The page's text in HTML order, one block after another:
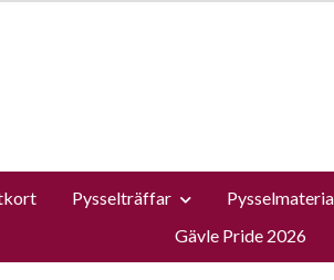
Pysselträffar
Gävle Pride 2026